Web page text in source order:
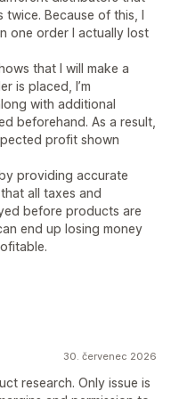
Because of this, I
one order I actually lost
that I will make a
is placed, I’m
with additional
beforehand. As a result,
profit shown
providing accurate
all taxes and
before products are
end up losing money
30. červenec 2026
research. Only issue is